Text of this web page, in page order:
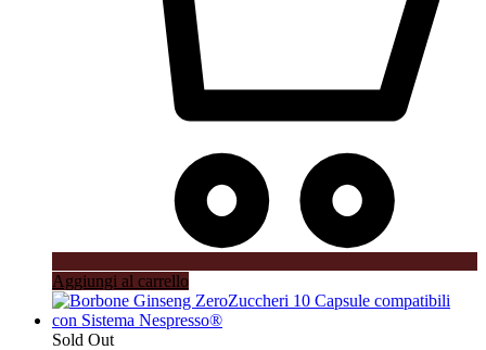
Aggiungi al carrello
Sold Out